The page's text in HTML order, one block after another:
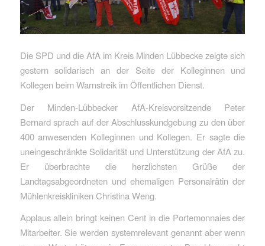
Die SPD und die AfA im Kreis Minden Lübbecke zeigte sich
gestern solidarisch an der Seite der Kolleginnen und
Kollegen beim Warnstreik im Öffentlichen Dienst.
Der Minden-Lübbecker AfA-Kreisvorsitzende Peter
Bernard sprach auf der Abschlusskundgebung zu den über
400 anwesenden Kolleginnen und Kollegen. Er sagte die
uneingeschränkte Solidarität und Unterstützung der AfA zu.
Er überbrachte die herzlichsten Grüße der
Landtagsabgeordneten und ehemaligen Personalrätin der
Mühlenkreiskliniken Christina Weng.
Applaus allein bringt keinen Cent in die Portemonnaies der
Mitarbeiter. Sie werden systemrelevant genannt aber wenn